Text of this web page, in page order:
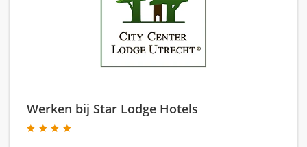
Werken bij Star Lodge Hotels